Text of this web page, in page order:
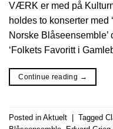
VÆRK er med på
holdes to konserter med
Norske
‘Folkets Favoritt i
Continue reading →
Posted in Aktuelt | Tagged